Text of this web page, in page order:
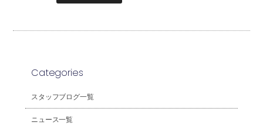
Categories
スタッフブログ一覧
ニュース一覧